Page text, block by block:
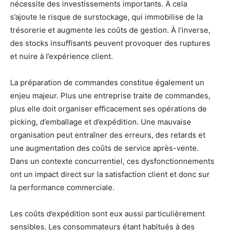
nécessite des investissements importants. À cela
s’ajoute le risque de surstockage, qui immobilise de la
trésorerie et augmente les coûts de gestion. À l’inverse,
des stocks insuffisants peuvent provoquer des ruptures
et nuire à l’expérience client.
La préparation de commandes constitue également un
enjeu majeur. Plus une entreprise traite de commandes,
plus elle doit organiser efficacement ses opérations de
picking, d’emballage et d’expédition. Une mauvaise
organisation peut entraîner des erreurs, des retards et
une augmentation des coûts de service après-vente.
Dans un contexte concurrentiel, ces dysfonctionnements
ont un impact direct sur la satisfaction client et donc sur
la performance commerciale.
Les coûts d’expédition sont eux aussi particulièrement
sensibles. Les consommateurs étant habitués à des